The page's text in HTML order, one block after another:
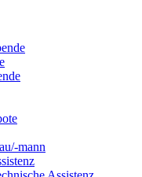
mann